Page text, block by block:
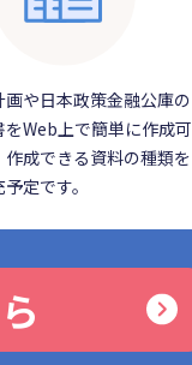
や日本政策金融公庫の
をWeb上で簡単に作成可
成できる資料の種類を
定です。